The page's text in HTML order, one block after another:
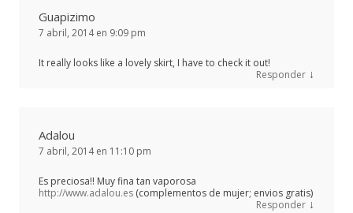
Guapizimo
7 abril, 2014 en 9:09 pm
It really looks like a lovely skirt, I have to check it out!
Responder ↓
Adalou
7 abril, 2014 en 11:10 pm
Es preciosa!! Muy fina tan vaporosa
http://www.adalou.es (complementos de mujer; envios gratis)
Responder ↓